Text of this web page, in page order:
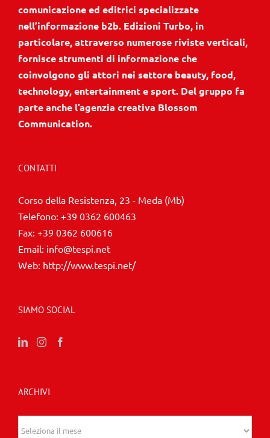
comunicazione ed editrici specializzate
nell’informazione b2b. Edizioni Turbo, in
particolare, attraverso numerose riviste verticali,
fornisce strumenti di informazione che
coinvolgono gli attori nei settore beauty, food,
technology, entertainment e sport. Del gruppo fa
parte anche l’agenzia creativa Blossom
Communication.
CONTATTI
Corso della Resistenza, 23 - Meda (Mb)
Telefono: +39 0362 600463
Fax: +39 0362 600616
Email: info@tespi.net
Web: http://www.tespi.net/
SIAMO SOCIAL
ARCHIVI